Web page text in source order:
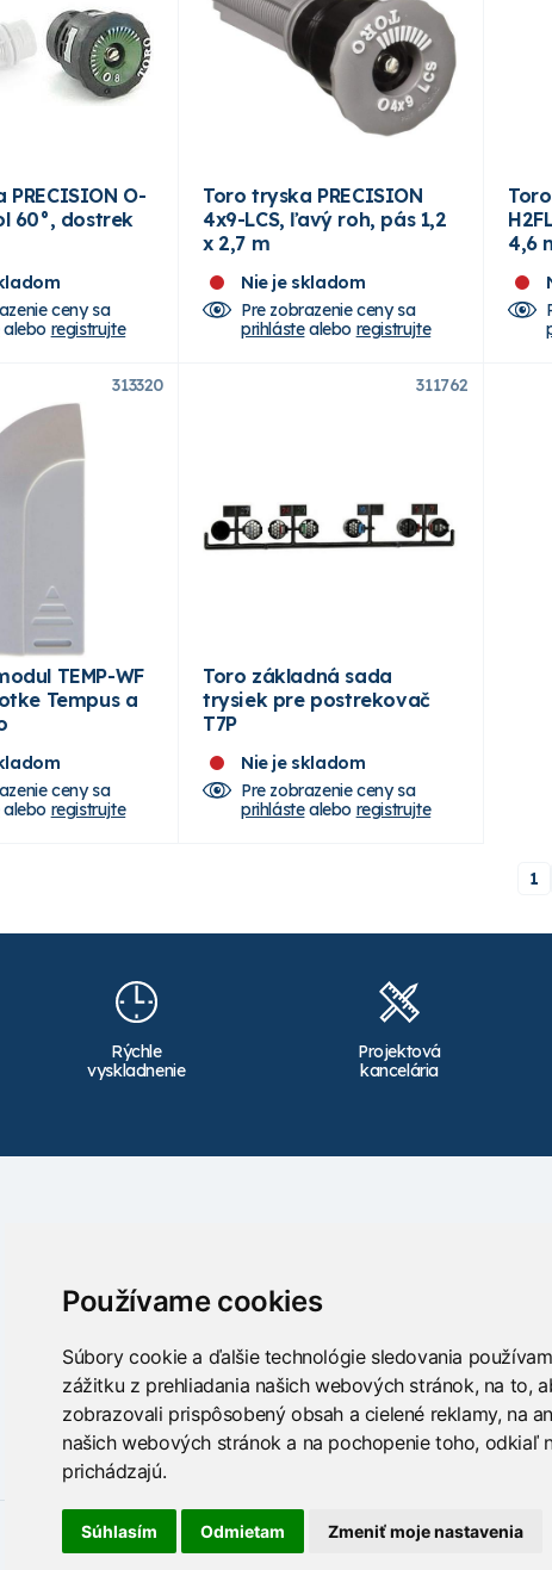
Používame cookies
Súbory cookie a ďalšie technológie sledovania
zážitku z prehliadania našich webových stránok, na to,
zobrazovali prispôsobený obsah a cielené reklamy, na
našich webových stránok a na pochopenie toho, odkiaľ
prichádzajú.
Súhlasím Odmietam Zmeniť moje nastavenia
O-
60°, dostrek
ceny sa
alebo registrujte
Toro tryska PRECISION
4x9-LCS, ľavý roh, pás 1,2
x 2,7 m
Nie je skladom
Pre zobrazenie ceny sa
prihlástealebo registrujte
4,6
313320
TEMP-WF
Tempus a
ceny sa
alebo registrujte
311762
Toro základná sada
trysiek pre postrekovač
T7P
Nie je skladom
Pre zobrazenie ceny sa
prihlástealebo registrujte
1
Rýchle
vyskladnenie
Projektová
kancelária
Školenia
Poradenstvo
Sledujte nás
Vytvorené na technológii BarIS .NET